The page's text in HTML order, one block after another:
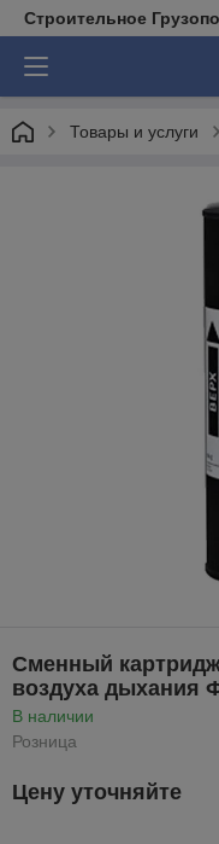
Строительное
Товары и услуги
Сменный
воздуха дыхания
В наличии
Розница
Цену уточняйте